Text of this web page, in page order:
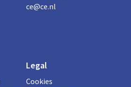
ce@ce.nl
Legal
Cookies